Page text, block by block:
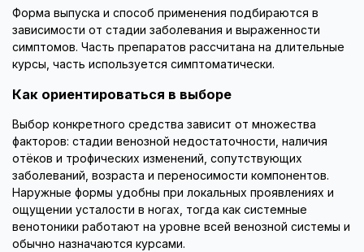
Форма выпуска и способ применения подбираются в
зависимости от стадии заболевания и выраженности
симптомов. Часть препаратов рассчитана на длительные
курсы, часть используется симптоматически.
Как ориентироваться в выборе
Выбор конкретного средства зависит от множества
факторов: стадии венозной недостаточности, наличия
отёков и трофических изменений, сопутствующих
заболеваний, возраста и переносимости компонентов.
Наружные формы удобны при локальных проявлениях и
ощущении усталости в ногах, тогда как системные
венотоники работают на уровне всей венозной системы и
обычно назначаются курсами.